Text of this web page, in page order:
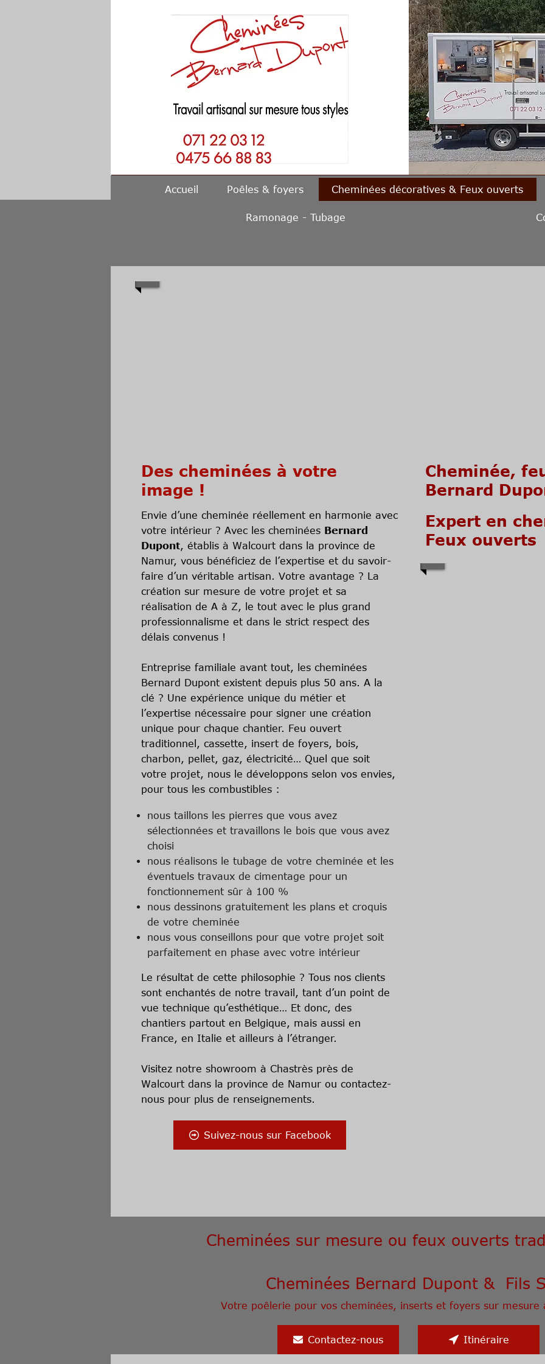
Accueil Poêles & foyers Cheminées décoratives & Feux ouverts
Ramonage - Tubage
Des cheminées à votre
image !
Envie d’une cheminée réellement en harmonie avec
votre intérieur ? Avec les cheminées Bernard
Dupont, établis à Walcourt dans la province de
Namur, vous bénéficiez de l’expertise et du savoir-
faire d’un véritable artisan. Votre avantage ? La
création sur mesure de votre projet et sa
réalisation de A à Z, le tout avec le plus grand
professionnalisme et dans le strict respect des
délais convenus !
Entreprise familiale avant tout, les cheminées
Bernard Dupont existent depuis plus 50 ans. A la
clé ? Une expérience unique du métier et
l’expertise nécessaire pour signer une création
unique pour chaque chantier. Feu ouvert
traditionnel, cassette, insert de foyers, bois,
charbon, pellet, gaz, électricité… Quel que soit
votre projet, nous le développons selon vos envies,
pour tous les combustibles :
nous taillons les pierres que vous avez
sélectionnées et travaillons le bois que vous avez
choisi
nous réalisons le tubage de votre cheminée et les
éventuels travaux de cimentage pour un
fonctionnement sûr à 100 %
nous dessinons gratuitement les plans et croquis
de votre cheminée
nous vous conseillons pour que votre projet soit
parfaitement en phase avec votre intérieur
Le résultat de cette philosophie ? Tous nos clients
sont enchantés de notre travail, tant d’un point de
vue technique qu’esthétique… Et donc, des
chantiers partout en Belgique, mais aussi en
France, en Italie et ailleurs à l’étranger.
Visitez notre showroom à Chastrès près de
Walcourt dans la province de Namur ou contactez-
nous pour plus de renseignements.
Suivez-nous sur Facebook
Cheminée,
Bernard
Expert en
Feux ouverts
Cheminées sur mesure ou feux ouverts
Cheminées Bernard Dupont & Fils
Votre poêlerie pour vos cheminées, inserts et foyers sur mesure
Contactez-nous Itinéraire